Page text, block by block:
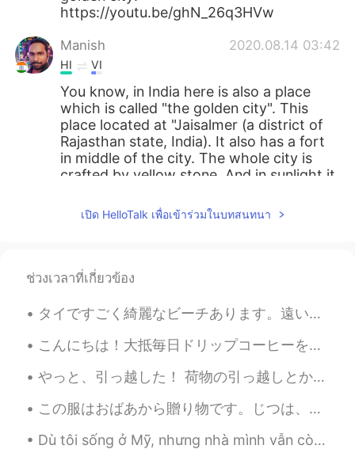
https://youtu.be/ghN_26q3HVw
Manish 2020.08.14 03:42
HI VI
You know, in India here is also a place
which is called "the golden city". This
place located at "Jaisalmer (a district of
Rajasthan state, India). It also has a fort
in middle of the city. The whole city is
crafted by yellow stone. And in sunlight it
So that's why it's called "the golden city".
Unfortunately, I can't share photo in this
Manish
@Chadiok 👌👌
Chadi 2020.08.14 03:25
EN CN
@Manish it's called the blue city for a
reason tho, Well Chefchaouen's blue walls
are a popular subject of interest. There
เปิด HelloTalk เพื่อเข้าร่วมในบทสนทนา
ช่วงเวลาที่เกี่ยวข้อง
タイですごく綺麗なビーチあります。遠いで小さいな島も見えます。水が青いし、砂が白いし、自然が緑です。でも素塗そんな綺麗のこと以外、最もこんなビーチの水の下でたくさんシャープ石あります。泳ぎ時は足...
こんにちは！大抵毎日ドリップコーヒーを淹れますが、最近Keurigというコーヒーマシンに興味があります。前に持ちましたがその時あまり好きじゃなかったです。でも今レッスンの前にお茶を早く淹れたいで...
やっと、引っ越した！ 荷物の引っ越しとか、インターネットの設備とか、家具の配達とか全部同じの日にしたから、本当に大変だったけど、Hellotalkで知り合った友達が来て助けてくれたから順調に済...
この服はおばあから贈り物です。じつは、彼女のお下がりです😅。彼女はよく新しい服を買って、そして私に古い服をくれる。おかしいかもしれませんが、私は、彼女のファッションが好きだから嬉しいです。ありが...
Dù tôi sống ở Mỹ, nhưng nhà mình vẫn còn là nhà Việt Nam. Khi ru con mình (2 tuổi) ngủ, thì tôi ...